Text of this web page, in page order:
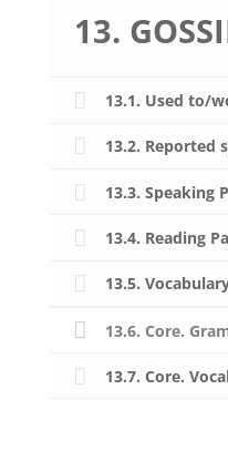
13.
13.1. Used to/
13.2. Reported
13.3. Speaking
13.4. Reading
13.5.
13.6. Core.
13.7. Core.